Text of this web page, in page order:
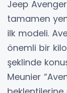
Jeep
tamamen
ilk modeli.
önemli bir
şeklinde
Meunier